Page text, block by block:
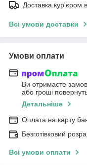
Доставка кур'єром
Всі умови доставки
Умови оплати
Ви отримаєте
або гроші
Детальніше
Оплата на карту
Безготівковий
Всі умови оплати